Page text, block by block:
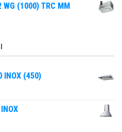
(1000) TRC MM
INOX (450)